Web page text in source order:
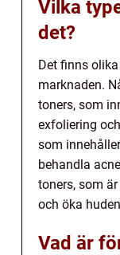
Vilka
det?
Det finns
marknaden.
toners, som
exfoliering
som
behandla
toners, som
och öka
Vad är